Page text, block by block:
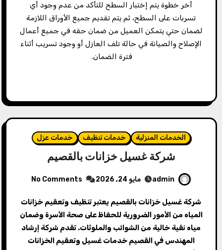
أخر خطوة يتم إختبار السطح للتأكد من عدم وجود أي
تسربات على السطح، ثم يتم تقديم جميع الأوراق اللازمة
لضمان حتي يتمكن العميل من ضمان حقه في جميع أعمال
الإصلاح والصيانة في حالة تلف العازل أو وجود تسريب أثناء
فترة الضمان.
الخدمات المنزلية خدمات تنظيف خدمات عزل
شركة غسيل خزانات بالقصيم
admin مايو 24, 2026 No Comments
شركة غسيل خزانات بالقصيم يعتبر تنظيف وتعقيم خزانات
المياه من الأمور الضرورية للحفاظ على صحة الأسرة وضمان
مياه نقية خالية من الشوائب والملوثات. تقدم شركة إرشاد
المهندس في القصيم خدمات غسيل وتعقيم الخزانات